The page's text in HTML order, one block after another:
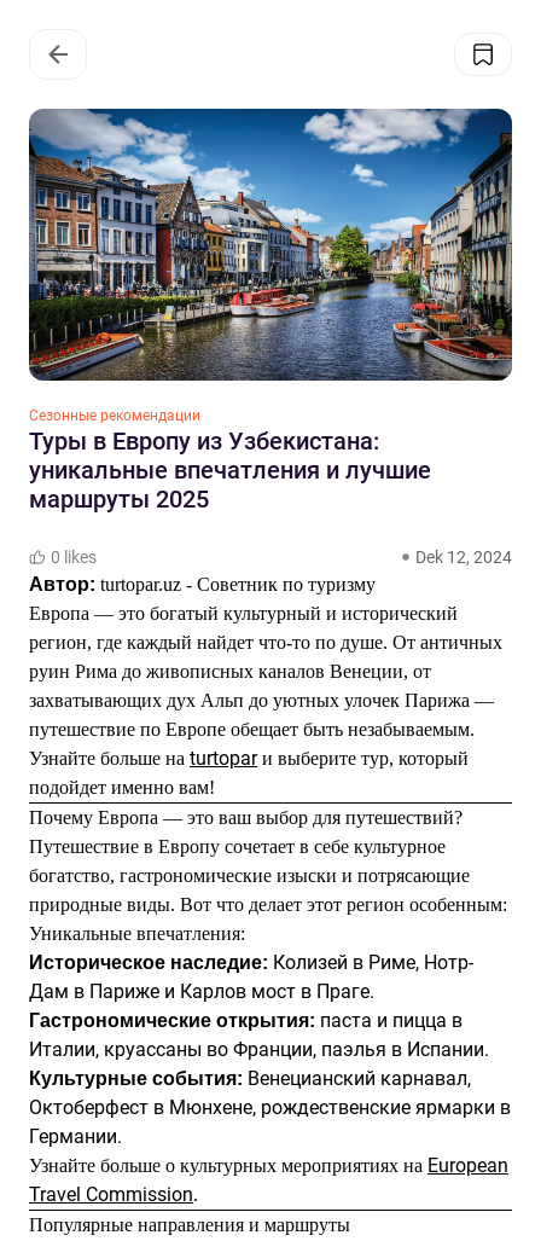
Сезонные рекомендации
Туры в Европу из Узбекистана:
уникальные впечатления и лучшие
маршруты 2025
0 likes Dek 12, 2024
Автор: turtopar.uz - Советник по туризму
Европа — это богатый культурный и исторический
регион, где каждый найдет что-то по душе. От античных
руин Рима до живописных каналов Венеции, от
захватывающих дух Альп до уютных улочек Парижа —
путешествие по Европе обещает быть незабываемым.
Узнайте больше на turtoparи выберите тур, который
подойдет именно вам!
Почему Европа — это ваш выбор для путешествий?
Путешествие в Европу сочетает в себе культурное
богатство, гастрономические изыски и потрясающие
природные виды. Вот что делает этот регион особенным:
Уникальные впечатления:
Историческое наследие: Колизей в Риме, Нотр-
Дам в Париже и Карлов мост в Праге.
Гастрономические открытия: паста и пицца в
Италии, круассаны во Франции, паэлья в Испании.
Культурные события: Венецианский карнавал,
Октоберфест в Мюнхене, рождественские ярмарки в
Германии.
Узнайте больше о культурных мероприятиях на European
Travel Commission.
Популярные направления и маршруты